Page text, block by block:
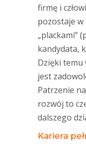
firmę i
pozostaje
„plackami”
kandydata,
Dzięki temu
jest
Patrzenie
rozwój to
dalszego
Kariera